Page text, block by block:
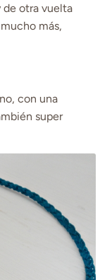
de otra vuelta
más,
con una
super